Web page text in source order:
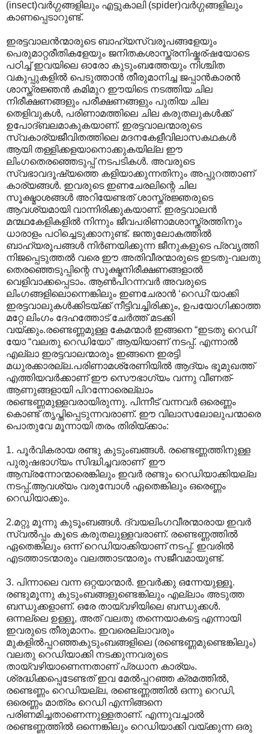
(insect)വര്‍ഗ്ഗങ്ങളിലും എട്ടുകാലി (spider)വര്‍ഗ്ഗങ്ങളിലും
കാണപ്പെടാറുണ്ട്.
ഇരട്ടവാലന്‍ന്മാരുടെ ബാഹ്യസ്വരൂപങ്ങളേയും
പെരുമാറ്റരീതികളേയും ജനിതകശാസ്ത്രനിഷ്കര്ഷയോടെ
പഠിച്ച് ഇവയിലെ ഓരോ കുടുംബത്തേയും നിശ്ചിത
വകുപ്പുകളില്‍ പെടുത്താന്‍ തീരുമാനിച്ച ജപ്പാന്‍കാരന്‍‍
ശാസ്ത്രജ്ഞന്‍ കമിമുറ ഈയിടെ നടത്തിയ ചില
നിരീക്ഷണങ്ങളും പരീക്ഷണങ്ങളും പുതിയ ചില
തെളിവുകള്‍, പരിണാമത്തിലെ ചില കരുതലുകള്‍ക്ക്
ഉപോദ്ബലമാകുകയാണ്. ഇരട്ടവാലന്മാരുടെ
സ്വകാര്യജീവിതത്തിലെ മദനകേളീവിലാസകഥകള്‍
ആയി തള്ളിക്കളയാനൊക്കുകയില്ല ഈ
ലിംഗതെരഞ്ഞെടുപ്പ് നടപടികള്‍. അവരുടെ
സ്വഭാവദൂഷ്യത്തെ കളിയാക്കുന്നതിനും അപ്പുറത്താണ്
കാര്യങ്ങള്‍. ഇവരുടെ ഇണചേരലിന്റെ ചില
സൂക്ഷ്മാശങ്ങള്‍ അറിയേണ്ടത് ശാസ്ത്രജ്ഞരുടെ
ആവശ്യമായി വാന്നിരിക്കുകയാണ്. ഇരട്ടവാലന്‍‍
മന്മഥകേളികളില്‍ നിന്നും ജീവപരിണാമശാസ്ത്രത്തിനും
ധാരാളം പഠിച്ചെടുക്കാനുണ്ട്. ജന്തുലോകത്തില്‍
ബാഹ്യരൂപങ്ങള്‍ നിര്‍ണയിക്കുന്ന ജീനുകളുടെ പ്രവൃത്തി
നിജപ്പെടുത്തല്‍ വരെ ഈ അതിവീരന്മാരുടെ ഇടതു-വലതു
തെരഞ്ഞെടുപ്പിന്റെ സൂക്ഷ്മനിരീക്ഷണങ്ങളാല്‍
വെളിവാക്കപ്പെടാം. ആണ്‍പിറന്നവര്‍ അവരുടെ
ലിംഗങ്ങളിലൊന്നെങ്കിലും ഇണചേരാന്‍ ‘റെഡി‘യാക്കി
ഇരട്ടവാലുകള്‍ക്കിടയ്ക്ക് നീട്ടിവച്ചിരിക്കും, ഉപയോഗിക്കാത്ത
മറ്റേ ലിംഗം ദേഹത്തോട് ചേര്‍ത്ത് മടക്കി
വയ്ക്കും.രണ്ടെണ്ണമുള്ള കേമന്മാര്‍ ഇങ്ങനെ “ഇടതു റെഡി’
യോ “വലതു റെഡിയോ” ആയിയാണ് നടപ്പ്. എന്നാല്‍
എല്ലാ ഇരട്ടവാലന്മാരും ഇങ്ങനെ ഇരട്ടി
മധുരക്കാരല്ല.പരിണാമശ്രേണിയില്‍ ആദ്യം ഭൂമുഖത്ത്
എത്തിയവര്‍ക്കാണ് ഈ സൌഭാഗ്യം വന്നു വീണത്-
ആണുങ്ങളായി പിറന്നോരെല്ലാം
രണ്ടെണ്ണമുള്ളവരായിരുന്നു. പിന്നീട് വന്നവര്‍ ഒരെണ്ണം
കൊണ്ട് തൃപ്തിപ്പെടുന്നവരാണ്. ഈ വിലാസലോലുപന്മാരെ
പൊതുവേ മൂന്നായി തരം തിരിയ്ക്കാം:
1. പൂര്‍വികരായ രണ്ടു കുടുംബങ്ങള്‍. രണ്ടെണ്ണത്തിനുള്ള
പുരുഷഭാഗ്യം സിദ്ധിച്ചവരാണ് ‍ ഈ
ആമ്പ്രന്നോന്മാരെങ്കിലും ഇവര്‍ രണ്ടും റെഡിയാക്കിയല്ല
നടപ്പ്.ആവശ്യം വരുമ്പോള്‍‍ ഏതെങ്കിലും ഒരെണ്ണം
റെഡിയാക്കും.
2.മറ്റു മൂന്നു കുടൂംബങ്ങള്‍. ദ്വയലിംഗവീരന്മാരായ ഇവര്‍‍
സ്വല്‍പ്പം കൂടെ കരുതലുള്ളവരാണ്. രണ്ടെണ്ണത്തില്‍
ഏതെങ്കിലും ഒന്ന് റെഡിയാക്കിയാണ് നടപ്പ്. ഇവരില്‍‍
എടത്താടന്മാരും വലത്താടന്മാരും സജീവമായുണ്ട്.
3. പിന്നാലെ വന്ന ഒറ്റയാന്മാര്‍. ഇവര്‍ക്കു ഒന്നേയുള്ളൂ.
രണ്ടുമൂന്നു കുടുംബങ്ങളുണ്ടെങ്കിലും എല്ലാം അടുത്ത
ബന്ധുക്കളാണ്. ഒരേ തായ്‌വഴിയിലെ ബന്ധുക്കള്‍.
ഒന്നല്ലെ ഉള്ളൂ, അത് വലതു തന്നെയാകട്ടെ എന്നായി
ഇവരുടെ തീരുമാനം. ഇവരെല്ലാവരും
മുകളില്‍പ്പറഞ്ഞകുടുംബങ്ങളിലെ (രണ്ടെണ്ണമുണ്ടെങ്കിലും)
വലതു റെഡിയാക്കി നടക്കുന്നവരുടെ
തായ്‌വഴിയാണെന്നതാണ് പ്രധാന കാര്യം.
ശ്രദ്ധിക്കപ്പെടേണ്ടത് ഇവ മേല്‍പ്പറഞ്ഞ ക്രമത്തില്‍,
രണ്ടെണ്ണം റെഡിയല്ല, രണ്ടെണ്ണത്തില്‍ ഒന്നു റെഡി,
ഒരെണ്ണം മാത്രം റെഡി എന്നിങ്ങനെ
പരിണമിച്ചതാണെന്നുള്ളതാണ്. എന്നുവച്ചാല്‍
രണ്ടെണ്ണത്തില്‍ ഒന്നെങ്കിലും റെഡിയാക്കി വയ്ക്കുന്ന ഒരു